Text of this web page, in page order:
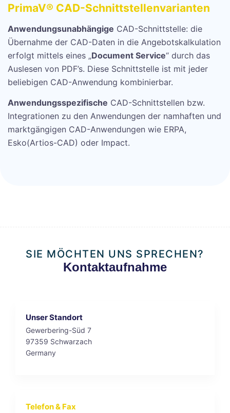
PrimaV® CAD-Schnittstellenvarianten
Anwendungsunabhängige CAD-Schnittstelle: die
Übernahme der CAD-Daten in die Angebotskalkulation
erfolgt mittels eines „Document Service“ durch das
Auslesen von PDF’s. Diese Schnittstelle ist mit jeder
beliebigen CAD-Anwendung kombinierbar.
Anwendungsspezifische CAD-Schnittstellen bzw.
Integrationen zu den Anwendungen der namhaften und
marktgängigen CAD-Anwendungen wie ERPA,
Esko(Artios-CAD) oder Impact.
SIE MÖCHTEN UNS SPRECHEN?
Kontaktaufnahme
Unser Standort
Gewerbering-Süd 7
97359 Schwarzach
Germany
Telefon & Fax